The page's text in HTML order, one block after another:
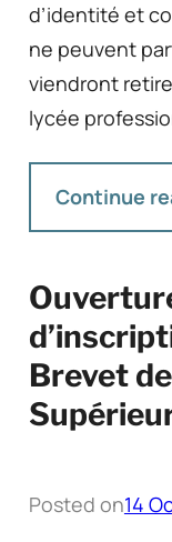
d’identité et
ne peuvent
viendront
lycée
Continue
Brevet
Posted on14